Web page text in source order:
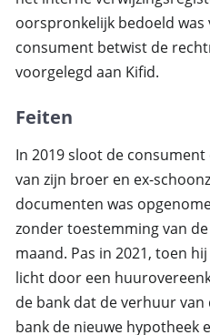
oorspronkelijk bedoeld
consument betwist de
voorgelegd aan Kifid.
Feiten
In 2019 sloot de
van zijn broer en ex-
documenten was
zonder toestemming van
maand. Pas in 2021, toen
licht door een
de bank dat de verhuur
bank de nieuwe hypotheek